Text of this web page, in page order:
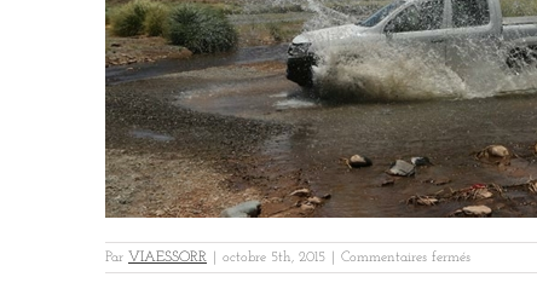
Par VIAESSORR octobre 5th, 2015 Commentaires ferméssur
Argentine-